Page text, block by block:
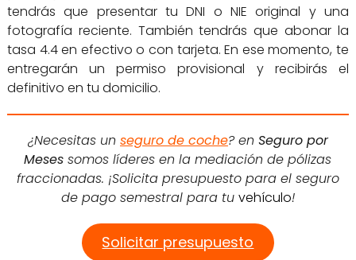
tendrás que presentar tu DNI o NIE original y una
fotografía reciente. También tendrás que abonar la
tasa 4.4 en efectivo o con tarjeta. En ese momento, te
entregarán un permiso provisional y recibirás el
definitivo en tu domicilio.
¿Necesitas un seguro de coche? en Seguro por
Meses somos líderes en la mediación de pólizas
fraccionadas. ¡Solicita presupuesto para el seguro
de pago semestral para tu vehículo!
Solicitar presupuesto